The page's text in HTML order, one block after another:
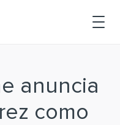
anuncia
como